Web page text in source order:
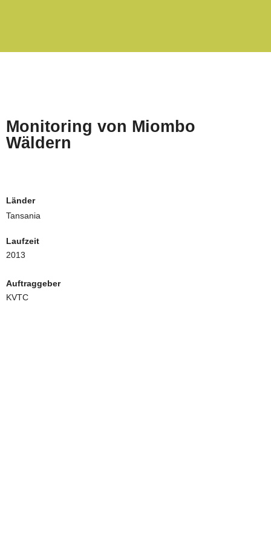
Monitoring von Miombo
Wäldern
Länder
Tansania
Laufzeit
2013
Auftraggeber
KVTC